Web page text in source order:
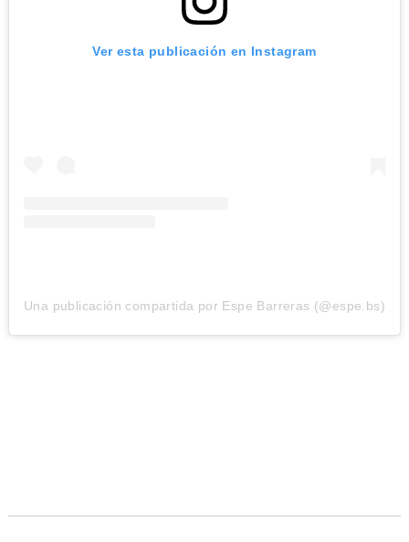
Ver esta publicación en Instagram
Una publicación compartida por Espe Barreras (@espe.bs)